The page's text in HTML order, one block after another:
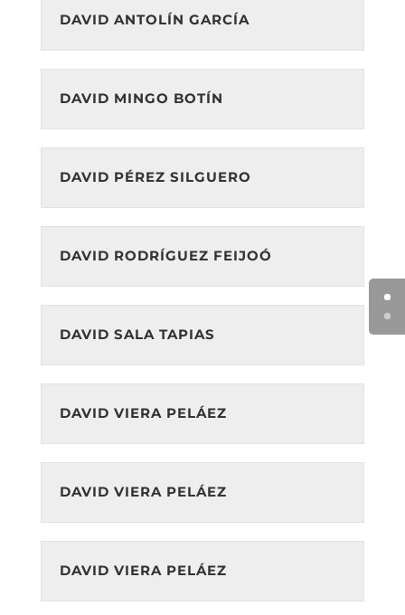
DAVID ANTOLÍN GARCÍA
DAVID MINGO BOTÍN
DAVID PÉREZ SILGUERO
DAVID RODRÍGUEZ FEIJOÓ
DAVID SALA TAPIAS
DAVID VIERA PELÁEZ
DAVID VIERA PELÁEZ
DAVID VIERA PELÁEZ